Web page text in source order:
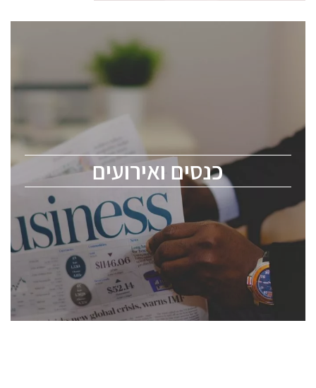
כנסים ואירועים
כנסים ואירועים
לכל העוסקים בתעשיית הסמיקונדקטור כולל מהנדסים,
ChipEx2026 will be held on May 12-13, 2026. The
conference is intended for everyone involved in the
semiconductor industry, including engineers,
professional experts, and senior executives.
לחץ לפרטים